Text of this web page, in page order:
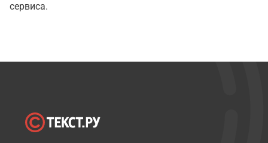
сервиса.